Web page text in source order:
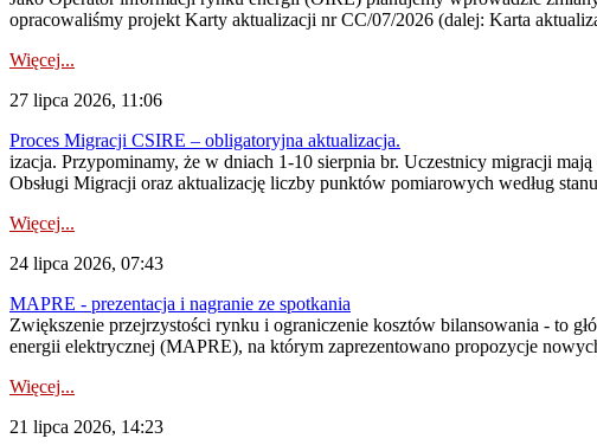
opracowaliśmy projekt Karty aktualizacji nr CC/07/2026 (dalej: Karta
Więcej...
27 lipca 2026, 11:06
Proces Migracji CSIRE – obligatoryjna aktualizacja.
izacja. Przypominamy, że w dniach 1-10 sierpnia br. Uczestnicy migracji
Obsługi Migracji oraz aktualizację liczby punktów pomiarowych według
Więcej...
24 lipca 2026, 07:43
MAPRE - prezentacja i nagranie ze spotkania
Zwiększenie przejrzystości rynku i ograniczenie kosztów bilansowania - to
energii elektrycznej (MAPRE), na którym zaprezentowano propozycje
Więcej...
21 lipca 2026, 14:23